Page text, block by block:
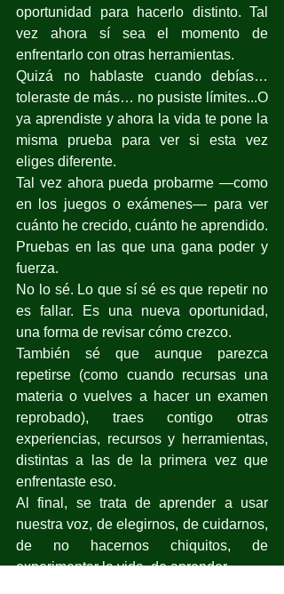
oportunidad para hacerlo distinto. Tal
vez ahora sí sea el momento de
enfrentarlo con otras herramientas.
Quizá no hablaste cuando debías…
toleraste de más… no pusiste límites...O
ya aprendiste y ahora la vida te pone la
misma prueba para ver si esta vez
eliges diferente.
Tal vez ahora pueda probarme —como
en los juegos o exámenes— para ver
cuánto he crecido, cuánto he aprendido.
Pruebas en las que una gana poder y
fuerza.
No lo sé. Lo que sí sé es que repetir no
es fallar. Es una nueva oportunidad,
una forma de revisar cómo crezco.
También sé que aunque parezca
repetirse (como cuando recursas una
materia o vuelves a hacer un examen
reprobado), traes contigo otras
experiencias, recursos y herramientas,
distintas a las de la primera vez que
enfrentaste eso.
Al final, se trata de aprender a usar
nuestra voz, de elegirnos, de cuidarnos,
de no hacernos chiquitos, de
experimentar la vida, de aprender.